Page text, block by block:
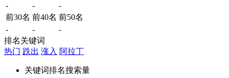
-
-
-
前30名 前40名 前50名
-
-
-
排名关键词
热门 跌出 涨入 阿拉丁
关键词排名搜索量